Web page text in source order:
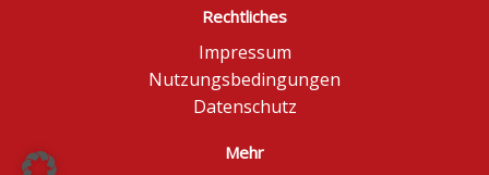
Rechtliches
Impressum
Nutzungsbedingungen
Datenschutz
Mehr